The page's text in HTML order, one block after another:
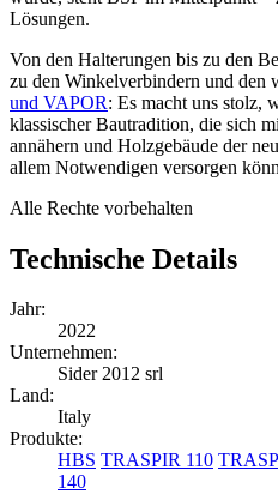
Lösungen.
Von den Halterungen bis zu den
zu den Winkelverbindern und den
und VAPOR: Es macht uns stolz,
klassischer Bautradition, die sich
annähern und Holzgebäude der
allem Notwendigen versorgen
Alle Rechte vorbehalten
Technische Details
Jahr:
2022
Unternehmen:
Sider 2012 srl
Land:
Italy
Produkte:
HBS TRASPIR 110
140